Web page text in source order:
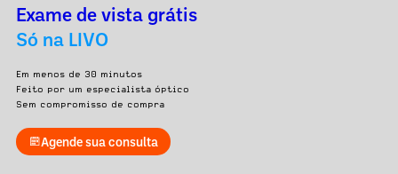
Exame de vista grátis
Só na LIVO
Em menos de 30 minutos
Feito por um especialista óptico
Sem compromisso de compra
Agende sua consulta